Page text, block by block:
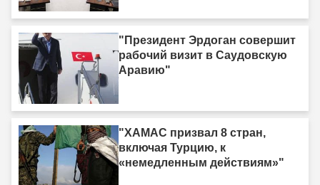
"Президент Эрдоган совершит
рабочий визит в Саудовскую
Аравию"
"ХАМАС призвал 8 стран,
включая Турцию, к
«немедленным действиям»"